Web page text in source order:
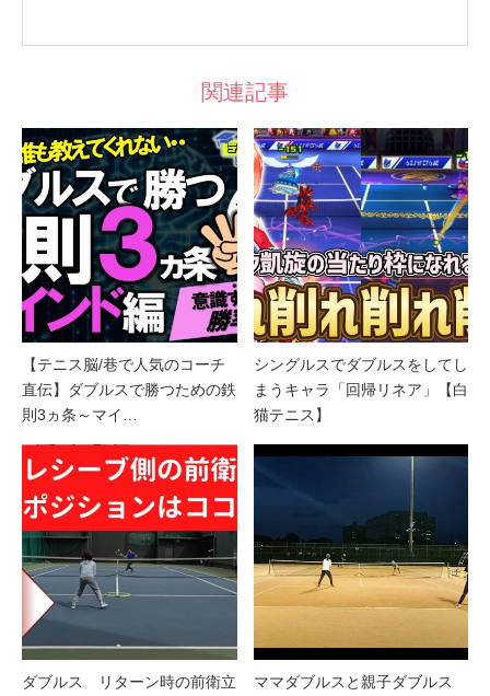
関連記事
【テニス脳/巷で人気のコーチ
直伝】ダブルスで勝つための鉄
則3ヵ条～マイ…
シングルスでダブルスをしてし
まうキャラ「回帰リネア」【白
猫テニス】
ダブルス リターン時の前衛立
ママダブルスと親子ダブルス